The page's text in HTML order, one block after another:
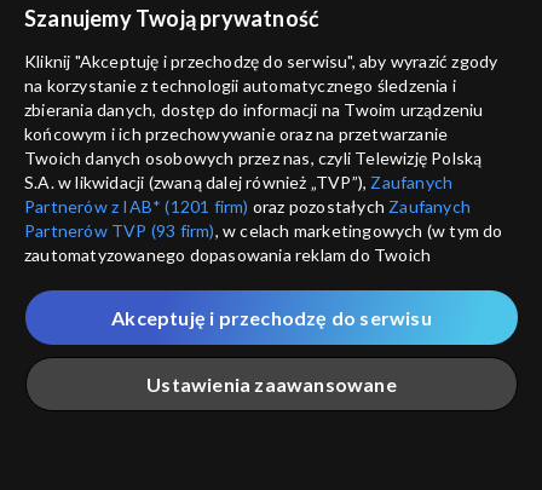
Magazyn z Wysp
Magazyn z Wysp - 181.
wydanie /02.03.2022/
Magazyn z Wysp
Magazyn z Wysp - 178.
wydanie /09.02.2022/
Magazyn z Wysp
Magazyn z Wysp - 177.
wydanie /02.02.2022/
Magazyn z Wysp
wydanie /20.10.2021/
Szanujemy Twoją prywatność
Kliknij "Akceptuję i przechodzę do serwisu", aby wyrazić zgody
na korzystanie z technologii automatycznego śledzenia i
zbierania danych, dostęp do informacji na Twoim urządzeniu
końcowym i ich przechowywanie oraz na przetwarzanie
Twoich danych osobowych przez nas, czyli Telewizję Polską
S.A. w likwidacji (zwaną dalej również „TVP”), Zaufanych
Partnerów z IAB* (1201 firm) oraz pozostałych Zaufanych
Partnerów TVP (93 firm), w celach marketingowych (w tym do
zautomatyzowanego dopasowania reklam do Twoich
które wskazujemy poniżej, a także zgody na udostępnianie
przez nas identyfikatora PPID do Google.
Twoje dane osobowe zbierane podczas odwiedzania przez
Ciebie naszych
poszczególnych serwisówzwanych dalej
„Portalem”, w tym informacje zapisywane za pomocą
Ustawienia zaawansowane
Akceptuję i przechodzę do serwisu